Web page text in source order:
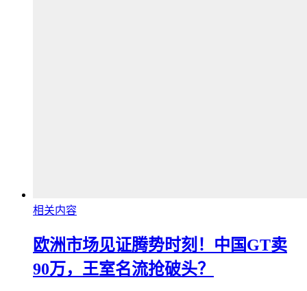
相关内容
欧洲市场见证腾势时刻！中国GT卖
90万，王室名流抢破头？